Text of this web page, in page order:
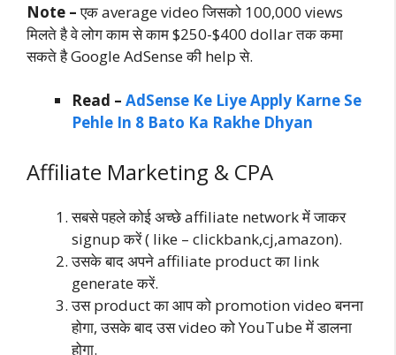
Note –एक average video जिसको 100,000 views
मिलते है वे लोग काम से काम $250-$400 dollar तक कमा
सकते है Google AdSense की help से.
Read – AdSense Ke Liye Apply Karne Se
Pehle In 8 Bato Ka Rakhe Dhyan
Affiliate Marketing & CPA
सबसे पहले कोई अच्छे affiliate network में जाकर
signup करें ( like – clickbank,cj,amazon).
उसके बाद अपने affiliate product का link
generate करें.
उस product का आप को promotion video बनना
होगा, उसके बाद उस video को YouTube में डालना
होगा.